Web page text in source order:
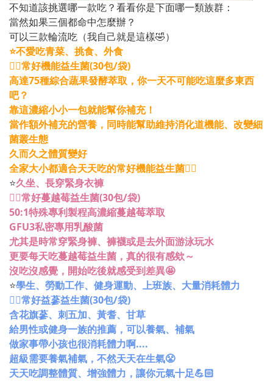
不知道該挑選哪一款吃？看看你是下面哪一類族群：
當然如果三個都命中怎麼辦？
可以三款輪流吃（我自己就是這樣🤣）
⭐不愛吃青菜、挑食、外食
👉🏻常好機能益生菌(30包/袋)
高達75種綜合蔬果發酵萃取，你一天不可能吃這麼多東西
吧？
靠這濃縮小小一包就能幫你補充！
當作額外補充的營養，同時能幫助維持消化道機能、改變細
菌叢生態
久而久之體質變好
全家大小都適合天天吃的常好機能益生菌👍🏻
⭐久坐、長穿緊身衣褲
👉🏻常好蔓越莓益生菌(30包/袋)
50:1特殊專利製程高濃縮蔓越莓萃取
GFU3私密專用乳酸菌
尤其是時常穿緊身褲、褲襪或是去外面游泳玩水
更要每天吃蔓越莓益生菌，真的很有感欸～
沒吃沒感覺，開始吃後就感受到差異🤩
⭐學生、勞動工作、健身運動、上班族、大量消耗體力
👉🏻常好益蔘益生菌(30包/袋)
含花旗蔘、刺五加、黃耆、甘草
給男性或健身一族的推薦，可以養氣、補氣
做家事帶小孩也很消耗體力啊....
超級需要養氣補氣，不然天天在生氣😤
天天吃調整體質、增強體力，讓你元氣十足💪🏻